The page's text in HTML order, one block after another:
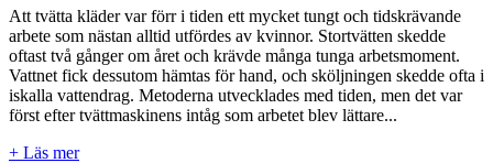
Att tvätta kläder var förr i tiden ett mycket tungt och tidskrävande
arbete som nästan alltid utfördes av kvinnor. Stortvätten skedde
oftast två gånger om året och krävde många tunga arbetsmoment.
Vattnet fick dessutom hämtas för hand, och sköljningen skedde ofta i
iskalla vattendrag. Metoderna utvecklades med tiden, men det var
först efter tvättmaskinens intåg som arbetet blev lättare...
+ Läs mer